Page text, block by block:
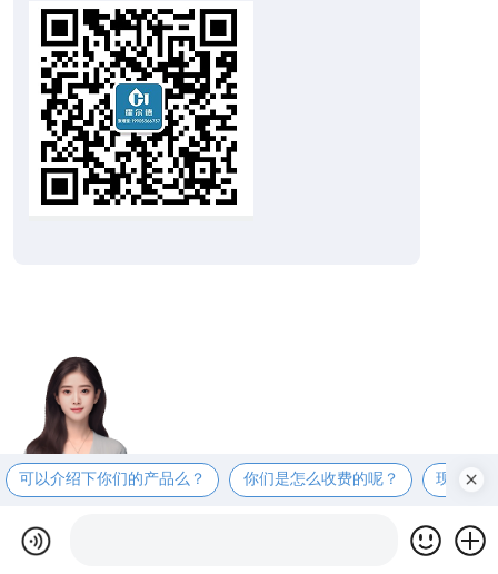
可以介绍下你们的产品么？ 你们是怎么收费的呢？ 现在有